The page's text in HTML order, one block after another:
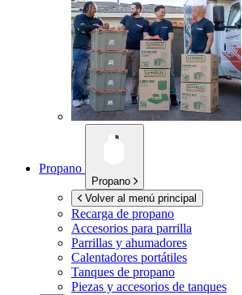
Propano
Propano
Volver al menú principal
Recarga de propano
Accesorios para parrilla
Parrillas y ahumadores
Calentadores portátiles
Tanques de propano
Piezas y accesorios de tanques